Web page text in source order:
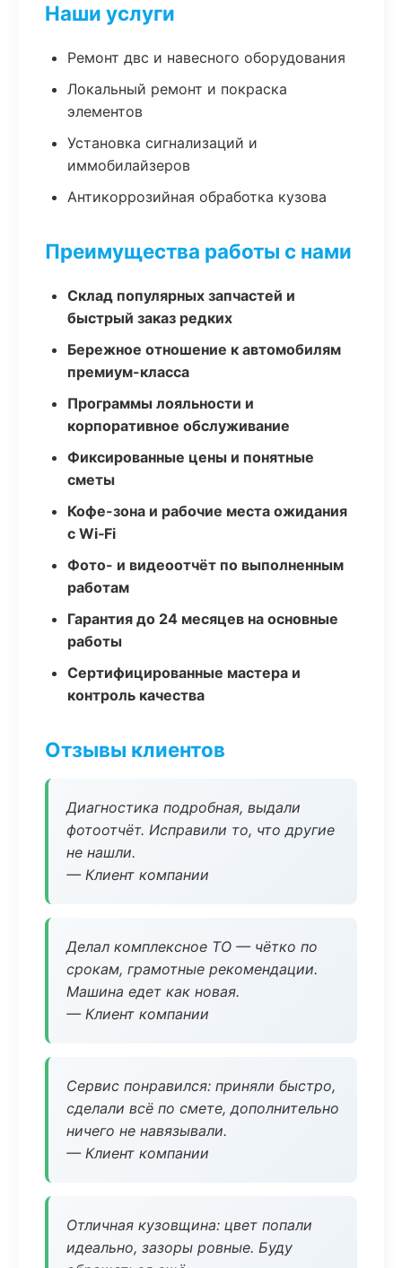
Наши услуги
Ремонт двс и навесного оборудования
Локальный ремонт и покраска
элементов
Установка сигнализаций и
иммобилайзеров
Антикоррозийная обработка кузова
Преимущества работы с нами
Склад популярных запчастей и
быстрый заказ редких
Бережное отношение к автомобилям
премиум-класса
Программы лояльности и
корпоративное обслуживание
Фиксированные цены и понятные
сметы
Кофе-зона и рабочие места ожидания
с Wi‑Fi
Фото- и видеоотчёт по выполненным
работам
Гарантия до 24 месяцев на основные
работы
Сертифицированные мастера и
контроль качества
Отзывы клиентов
Диагностика подробная, выдали
фотоотчёт. Исправили то, что другие
не нашли.
— Клиент компании
Делал комплексное ТО — чётко по
срокам, грамотные рекомендации.
Машина едет как новая.
— Клиент компании
Сервис понравился: приняли быстро,
сделали всё по смете, дополнительно
ничего не навязывали.
— Клиент компании
Отличная кузовщина: цвет попали
идеально, зазоры ровные. Буду